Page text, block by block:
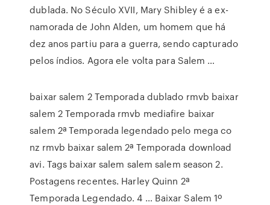
dublada. No Século XVII, Mary Shibley é a ex-
namorada de John Alden, um homem que há
dez anos partiu para a guerra, sendo capturado
pelos índios. Agora ele volta para Salem …
baixar salem 2 Temporada dublado rmvb baixar
salem 2 Temporada rmvb mediafire baixar
salem 2ª Temporada legendado pelo mega co
nz rmvb baixar salem 2ª Temporada download
avi. Tags baixar salem salem salem season 2.
Postagens recentes. Harley Quinn 2ª
Temporada Legendado. 4 … Baixar Salem 1º